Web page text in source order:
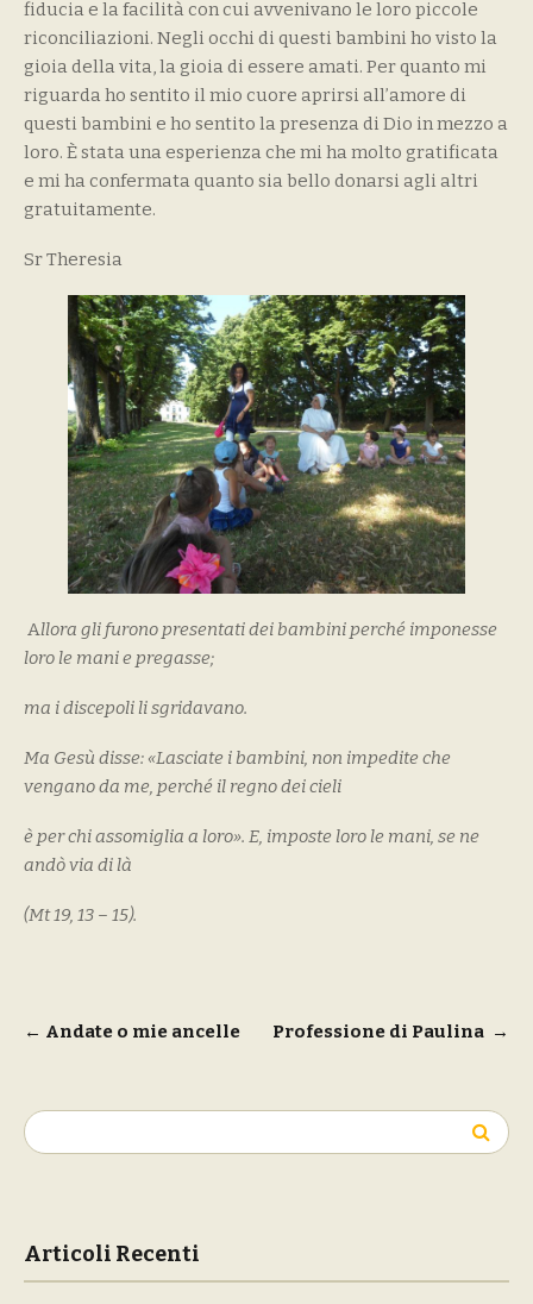
fiducia e la facilità con cui avvenivano le loro piccole
riconciliazioni. Negli occhi di questi bambini ho visto la
gioia della vita, la gioia di essere amati. Per quanto mi
riguarda ho sentito il mio cuore aprirsi all’amore di
questi bambini e ho sentito la presenza di Dio in mezzo a
loro. È stata una esperienza che mi ha molto gratificata
e mi ha confermata quanto sia bello donarsi agli altri
gratuitamente.
Sr Theresia
Allora gli furono presentati dei bambini perché imponesse
loro le mani e pregasse;
ma i discepoli li sgridavano.
Ma Gesù disse: «Lasciate i bambini, non impedite che
vengano da me, perché il regno dei cieli
è per chi assomiglia a loro». E, imposte loro le mani, se ne
andò via di là
(Mt 19, 13 – 15).
Navigazione
← Andate o mie ancelle Professione di Paulina →
Ricerca
per:
Articoli Recenti